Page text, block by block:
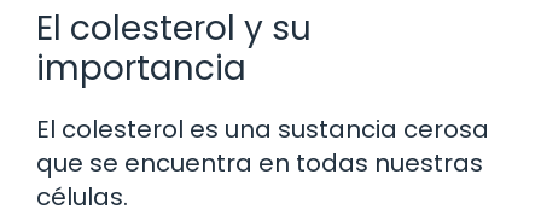
El colesterol y su
importancia
El colesterol es una sustancia cerosa
que se encuentra en todas nuestras
células.